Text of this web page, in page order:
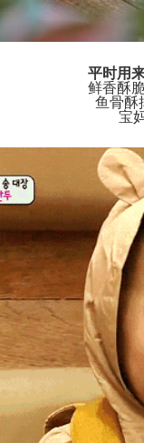
平时用
鲜香酥
鱼骨酥
宝